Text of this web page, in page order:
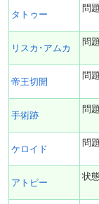
タトゥー
問
リスカ･アムカ
問
帝王切開
問
手術跡
問
ケロイド
問
アトピー
状